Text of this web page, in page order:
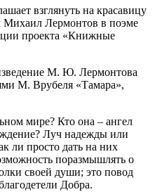
взглянуть на красавицу
Михаил Лермонтов в поэме
проекта «Книжные
М. Ю. Лермонтова
М. Врубеля «Тамара»,
мире? Кто она – ангел
Луч надежды или
ли просто дать на них
поразмышлять о
своей души; это повод
Добра.